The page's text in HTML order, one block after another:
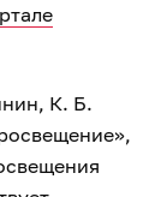
К. Б.